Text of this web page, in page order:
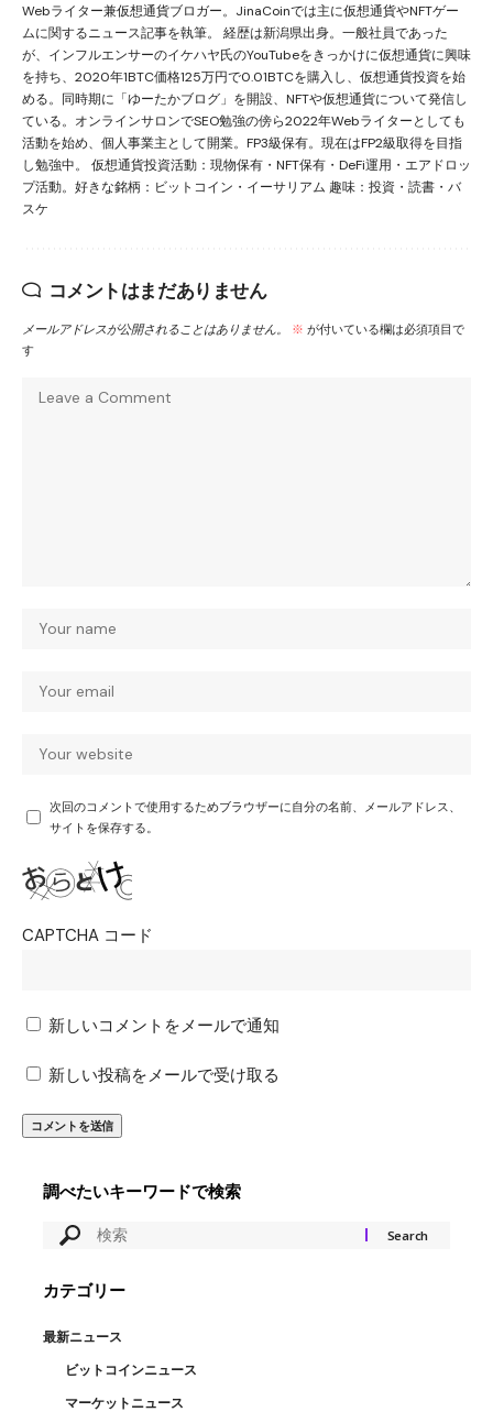
Webライター兼仮想通貨ブロガー。JinaCoinでは主に仮想通貨やNFTゲー
ムに関するニュース記事を執筆。 経歴は新潟県出身。一般社員であった
が、インフルエンサーのイケハヤ氏のYouTubeをきっかけに仮想通貨に興味
を持ち、2020年1BTC価格125万円で0.01BTCを購入し、仮想通貨投資を始
める。同時期に「ゆーたかブログ」を開設、NFTや仮想通貨について発信し
ている。オンラインサロンでSEO勉強の傍ら2022年Webライターとしても
活動を始め、個人事業主として開業。FP3級保有。現在はFP2級取得を目指
し勉強中。 仮想通貨投資活動：現物保有・NFT保有・DeFi運用・エアドロッ
プ活動。好きな銘柄：ビットコイン・イーサリアム 趣味：投資・読書・バ
スケ
コメントはまだありません
メールアドレスが公開されることはありません。 ※ が付いている欄は必須項目で
す
次回のコメントで使用するためブラウザーに自分の名前、メールアドレス、
サイトを保存する。
CAPTCHA コード
新しいコメントをメールで通知
新しい投稿をメールで受け取る
調べたいキーワードで検索
カテゴリー
最新ニュース
ビットコインニュース
マーケットニュース